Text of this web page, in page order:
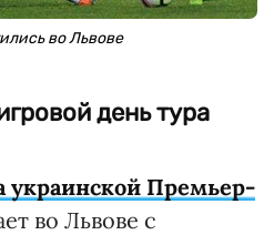
во Львове
день тура
украинской Премьер-
во Львове с